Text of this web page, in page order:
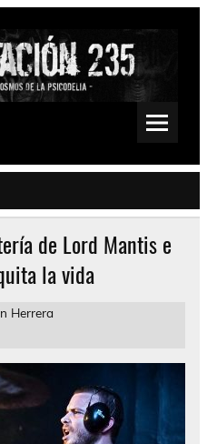
Sludge, Fuzz, Space, Drone
de Lord Mantis e
la vida
Herrera